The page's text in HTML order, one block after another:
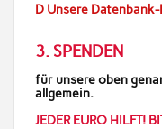
D Unsere
3. SPENDEN
für unsere oben
allgemein.
JEDER EURO HILFT!